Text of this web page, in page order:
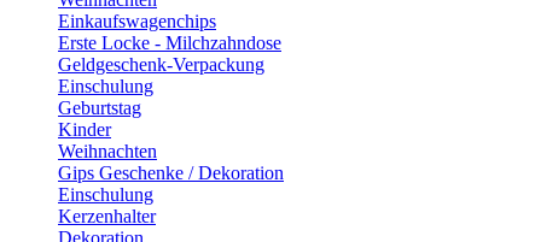
Einkaufswagenchips
Erste Locke - Milchzahndose
Geldgeschenk-Verpackung
Einschulung
Geburtstag
Kinder
Weihnachten
Gips Geschenke / Dekoration
Einschulung
Kerzenhalter
Dekoration